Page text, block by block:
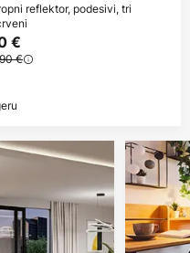
reflektor, podesivi, tri
€
€